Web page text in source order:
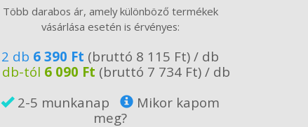
Több darabos ár, amely különböző termékek
vásárlása esetén is érvényes:
2 db 6 390 Ft (bruttó 8 115 Ft) / db
db-tól 6 090 Ft (bruttó 7 734 Ft) / db
2-5 munkanap
Mikor kapom
meg?